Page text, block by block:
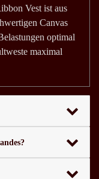
Vest ist aus
Canvas
optimal
maximal